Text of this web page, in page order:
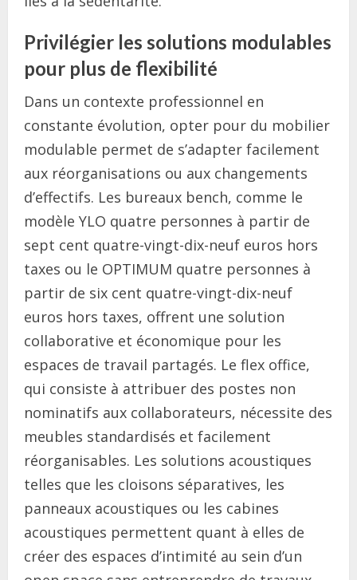
Privilégier les solutions modulables
pour plus de flexibilité
Dans un contexte professionnel en
constante évolution, opter pour du mobilier
modulable permet de s’adapter facilement
aux réorganisations ou aux changements
d’effectifs. Les bureaux bench, comme le
modèle YLO quatre personnes à partir de
sept cent quatre-vingt-dix-neuf euros hors
taxes ou le OPTIMUM quatre personnes à
partir de six cent quatre-vingt-dix-neuf
euros hors taxes, offrent une solution
collaborative et économique pour les
espaces de travail partagés. Le flex office,
qui consiste à attribuer des postes non
nominatifs aux collaborateurs, nécessite des
meubles standardisés et facilement
réorganisables. Les solutions acoustiques
telles que les cloisons séparatives, les
panneaux acoustiques ou les cabines
acoustiques permettent quant à elles de
créer des espaces d’intimité au sein d’un